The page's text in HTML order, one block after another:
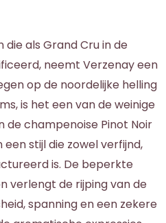
die als Grand Cru in de
neemt Verzenay een
op de noordelijke helling
is het een van de weinige
de champenoise Pinot Noir
stijl die zowel verfijnd,
is. De beperkte
verlengt de rijping van de
spanning en een zekere